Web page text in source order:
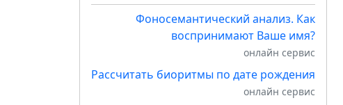
Фоносемантический анализ. Как
воспринимают Ваше имя?
онлайн сервис
Рассчитать биоритмы по дате рождения
онлайн сервис